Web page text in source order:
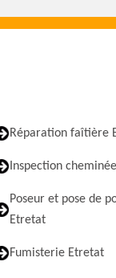
Réparation faîtière
Inspection
Poseur et pose de
Etretat
Fumisterie Etretat